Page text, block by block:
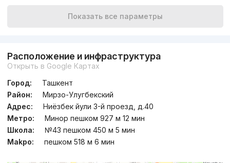
Показать все параметры
Расположение и инфраструктура
Открыть в Google Картах
Город:
Ташкент
Район:
Мирзо-Улугбекский
Адрес:
Ниёзбек йули 3-й проезд, д.40
Метро:
Минор пешком 927 м 12 мин
Школа:
№43 пешком 450 м 5 мин
Мakpo:
пешком 518 м 6 мин